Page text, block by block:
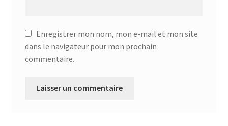
Enregistrer mon nom, mon e-mail et mon site
dans le navigateur pour mon prochain
commentaire.